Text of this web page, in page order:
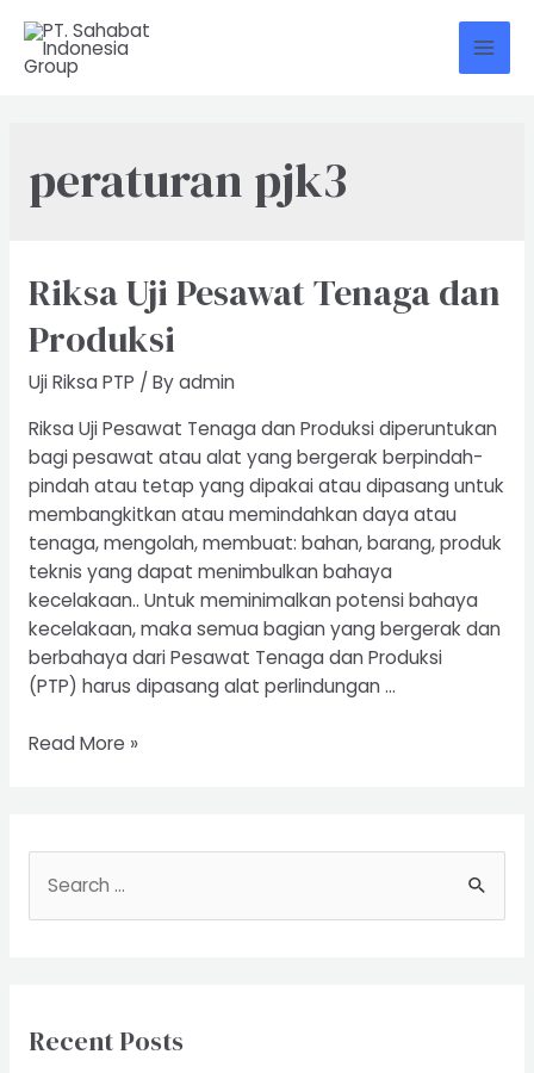
content
peraturan pjk3
Riksa Uji Pesawat Tenaga dan
Produksi
Uji Riksa PTP / Byadmin
Riksa Uji Pesawat Tenaga dan Produksi diperuntukan
bagi pesawat atau alat yang bergerak berpindah-
pindah atau tetap yang dipakai atau dipasang untuk
membangkitkan atau memindahkan daya atau
tenaga, mengolah, membuat: bahan, barang, produk
teknis yang dapat menimbulkan bahaya
kecelakaan.. Untuk meminimalkan potensi bahaya
kecelakaan, maka semua bagian yang bergerak dan
berbahaya dari Pesawat Tenaga dan Produksi
(PTP) harus dipasang alat perlindungan …
Riksa
dan
Produksi
Read More »
h
Recent Posts